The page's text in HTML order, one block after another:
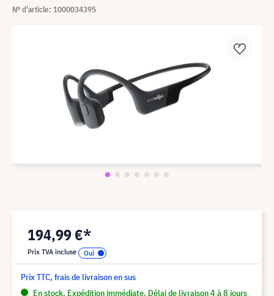
N° d'article: 1000034395
194,99 €*
Prix TVA incluse
Prix TTC, frais de livraison en sus
En stock. Expédition immédiate. Délai de livraison 4 à 8 jours